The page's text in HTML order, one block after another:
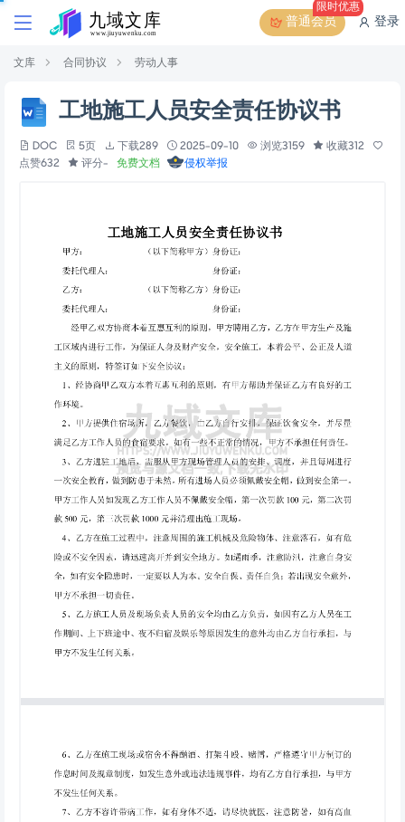
普通会员
限时优惠
登录
文库 合同协议 劳动人事
工地施工人员安全责任协议书
DOC 5页 下载289 2025-09-10 浏览3159
收藏312
点赞632
评分- 免费文档 侵权举报